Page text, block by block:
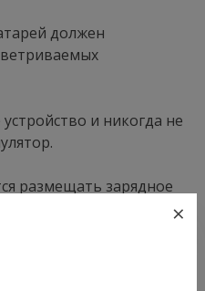
должен
и никогда не
размещать зарядное
аккумулятора!
или
×